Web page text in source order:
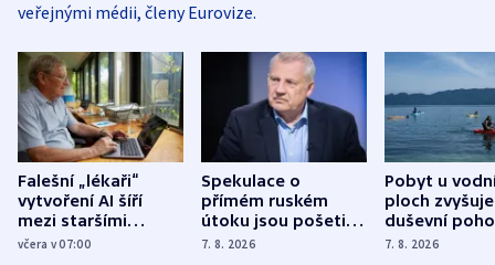
veřejnými médii, členy Eurovize.
Falešní „lékaři“
vytvoření AI šíří
mezi staršími
Poláky nebezpečné
včera v 07:00
Spekulace o
přímém ruském
útoku jsou pošetilé,
míní estonský
7. 8. 2026
Pobyt u
ploch zvyšuje
duševní
ukázala
7. 8. 2026